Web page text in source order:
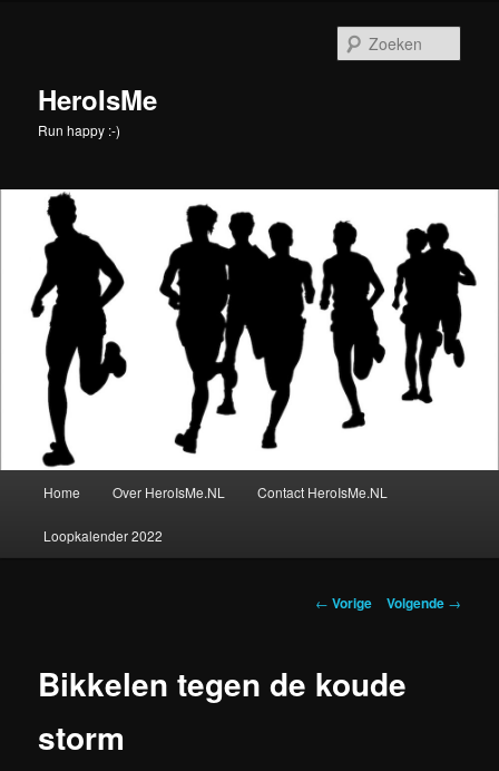
inhoudHeroIsMe
Run happy :-)
Home Over HeroIsMe.NL Contact HeroIsMe.NL
Loopkalender 2022
Berichtnavigatie
← Vorige Volgende →
Bikkelen tegen de koude
storm